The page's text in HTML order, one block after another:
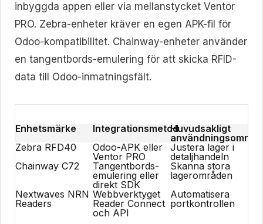
inbyggda appen eller via mellanstycket Ventor
PRO. Zebra-enheter kräver en egen APK-fil för
Odoo-kompatibilitet. Chainway-enheter använder
en tangentbords-emulering för att skicka RFID-
data till Odoo-inmatningsfält.
Enhetsmärke IntegrationsmetodHuvudsakligt
Zebra RFD40
Odoo-APK eller
Ventor PRO
Justera lager i
detaljhandeln
Chainway C72
Tangentbords-
emulering eller
direkt SDK
Skanna stora
lagerområden
Nextwaves NRN
Readers
Webbverktyget
Reader Connect
och API
Automatisera
portkontrollen